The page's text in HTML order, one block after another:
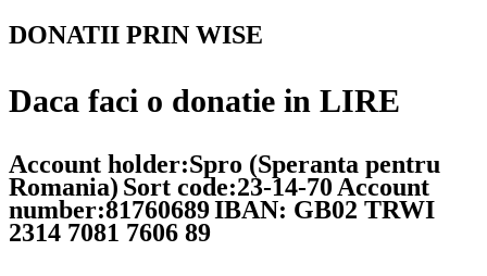
DONATII PRIN WISE
Daca faci o donatie in LIRE
Account holder:Spro (Speranta pentru
Romania) Sort code:23-14-70 Account
number:81760689IBAN: GB02 TRWI
2314 7081 7606 89